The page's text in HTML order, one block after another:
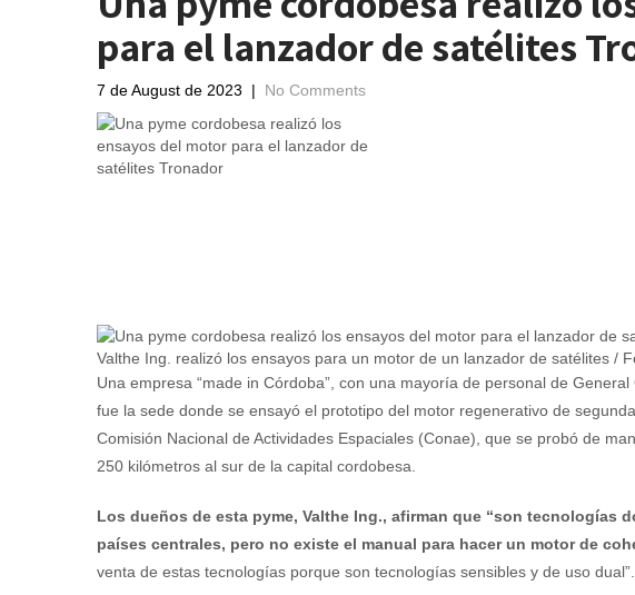
para el lanzador de satélites
7 de August de 2023 | No Comments
Valthe Ing. realizó los ensayos para un motor de un lanzador de satélites /
Una empresa “made in Córdoba”, con una mayoría de personal de
fue la sede donde se ensayó el prototipo del motor regenerativo de
Comisión Nacional de Actividades Espaciales (Conae), que se probó de
250 kilómetros al sur de la capital cordobesa.
Los dueños de esta pyme, Valthe Ing., afirman que “son tecnologías
países centrales, pero no existe el manual para hacer un motor de
venta de estas tecnologías porque son tecnologías sensibles y de uso dual”.